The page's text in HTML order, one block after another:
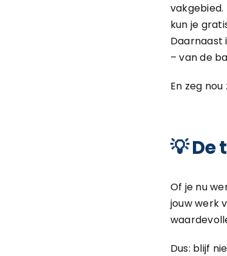
vakgebied.
kun je
Daarnaast
– van de
En zeg
💡
Of je nu
jouw werk
Dus: blijf